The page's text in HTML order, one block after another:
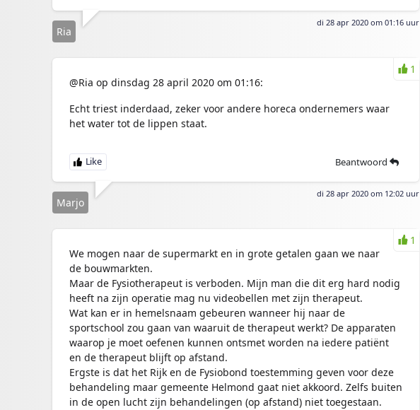
di 28 apr 2020 om 01:16 uur
Ria
@Ria op dinsdag 28 april 2020 om 01:16:
Echt triest inderdaad, zeker voor andere horeca ondernemers waar
het water tot de lippen staat.
Beantwoord
di 28 apr 2020 om 12:02 uur
Marjo
1
We mogen naar de supermarkt en in grote getalen gaan we naar
de bouwmarkten.
Maar de Fysiotherapeut is verboden. Mijn man die dit erg hard nodig
heeft na zijn operatie mag nu videobellen met zijn therapeut.
Wat kan er in hemelsnaam gebeuren wanneer hij naar de
sportschool zou gaan van waaruit de therapeut werkt? De apparaten
waarop je moet oefenen kunnen ontsmet worden na iedere patiënt
en de therapeut blijft op afstand.
Ergste is dat het Rijk en de Fysiobond toestemming geven voor deze
behandeling maar gemeente Helmond gaat niet akkoord. Zelfs buiten
in de open lucht zijn behandelingen (op afstand) niet toegestaan.
1